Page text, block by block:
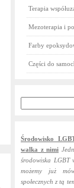
Terapia
Mezoterapia i
Farby
Części do
Środowisko
walka z nimi
środowiska LGBT
możemy już
społecznych z tą